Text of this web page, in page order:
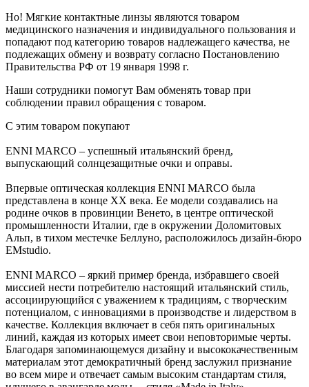
Но! Мягкие контактные линзы являются товаром
медицинского назначения и индивидуального пользования и
попадают под категорию товаров надлежащего качества, не
подлежащих обмену и возврату согласно Постановлению
Правительства РФ от 19 января 1998 г.
Наши сотрудники помогут Вам обменять товар при
соблюдении правил обращения с товаром.
С этим товаром покупают
ENNI MARCO – успешный итальянский бренд,
выпускающий солнцезащитные очки и оправы.
Впервые оптическая коллекция ENNI MARCO была
представлена в конце ХХ века. Ее модели создавались на
родине очков в провинции Венето, в центре оптической
промышленности Италии, где в окружении Доломитовых
Альп, в тихом местечке Беллуно, расположилось дизайн-бюро
ЕМstudio.
ENNI MARCO – яркий пример бренда, избравшего своей
миссией нести потребителю настоящий итальянский стиль,
ассоциирующийся с уважением к традициям, с творческим
потенциалом, с инновациями в производстве и лидерством в
качестве. Коллекция включает в себя пять оригинальных
линий, каждая из которых имеет свои неповторимые черты.
Благодаря запоминающемуся дизайну и высококачественным
материалам этот демократичный бренд заслужил признание
во всем мире и отвечает самым высоким стандартам стиля,